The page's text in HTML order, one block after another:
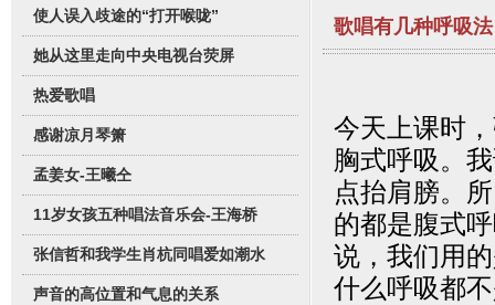
使人误入歧途的“打开喉咙”
她从这里走向中央电视台荧屏
热爱歌唱
感谢凉月琴箫
孟姜女-王曦仝
11岁女孩五种唱法音乐会-王海桥
张信哲和我学生肖杭同唱爱如潮水
声音的高位置和气息的关系
歌唱有几种呼吸
今天上课时
胸式呼吸。
点抬肩膀。
的都是腹式
说，我们用
什么呼吸都